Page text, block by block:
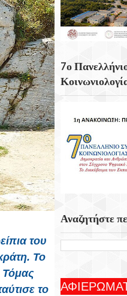
του
Το
Τόμας
το
Κενά Στο
Καλλυντικών
Σαν Σήμερα 8
Η Μεγαλύτερη
Επιστρέφει
Τζερμιάδο
7ο
Αναζητήστε